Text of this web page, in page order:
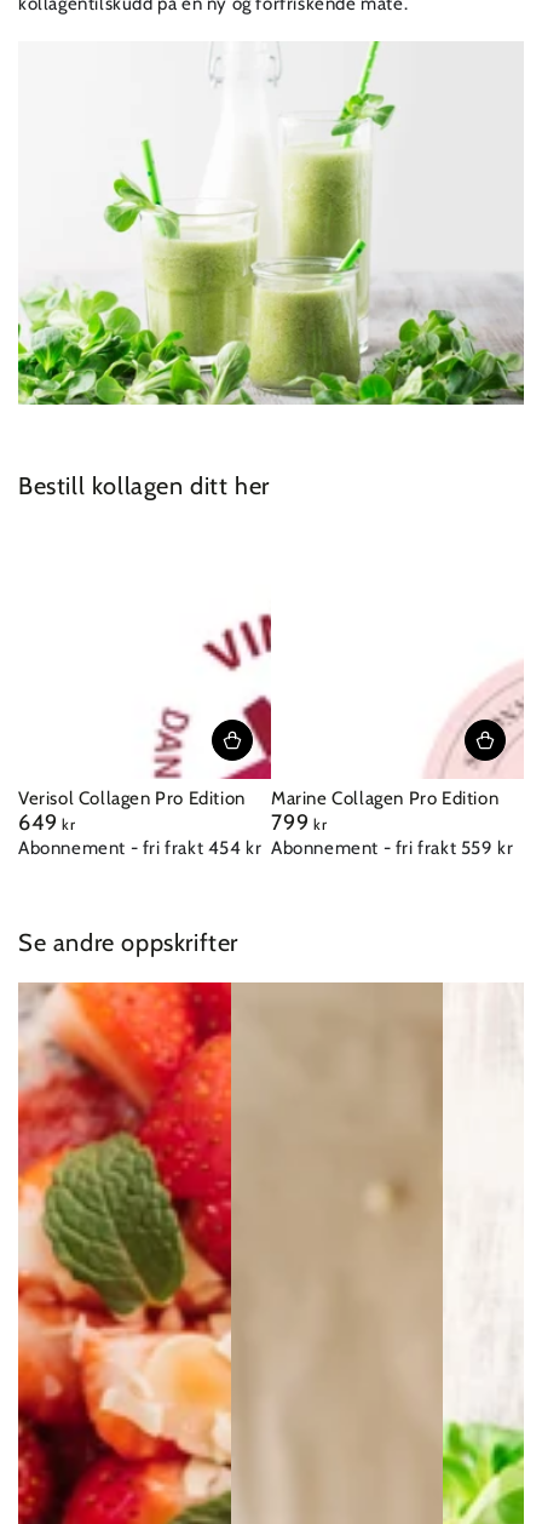
Bestill kollagen ditt her
Verisol Collagen Pro Edition
Vanlig
pris
649 kr
Abonnement - fri frakt 454 kr
Marine Collagen Pro Edition
Vanlig
pris
799 kr
Abonnement - fri frakt 559 kr
Se andre oppskrifter